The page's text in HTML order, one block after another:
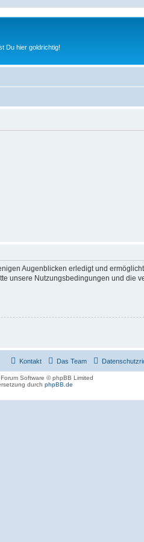
Du hier goldrichtig!
Augenblicken erledigt und
unsere Nutzungsbedingungen und die
Das Team
Kontakt
Software © phpBB Limited
durch phpBB.de